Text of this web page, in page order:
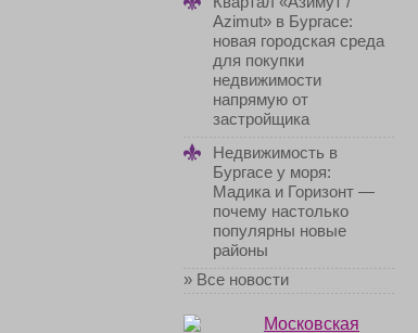
Azimut» в Бургасе:
новая городская среда
для покупки
недвижимости
напрямую от
застройщика
Недвижимость в
Бургасе у моря:
Мадика и Горизонт —
почему настолько
популярны новые
районы
» Все новости